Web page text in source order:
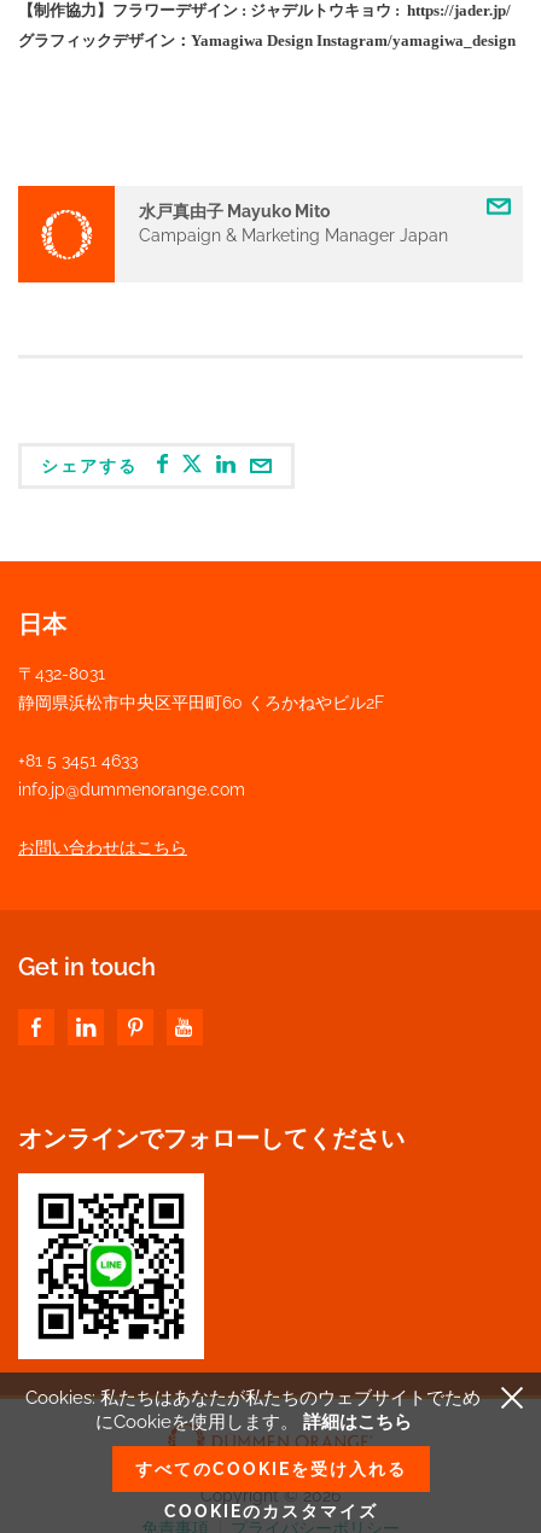
【制作協力】フラワーデザイン : ジャデルトウキョウ : https://jader.jp/
グラフィックデザイン： Yamagiwa Design Instagram/yamagiwa_design
水戸真由子 Mayuko Mito
Campaign & Marketing Manager Japan
シェアする
日本
〒432-8031
静岡県浜松市中央区平田町60 くろかねやビル2F
+81 5 3451 4633
info.jp@dummenorange.com
お問い合わせはこちら
Get in touch
オンラインでフォローしてください
Copyright © 2026
免責事項
プライバシーポリシー
Cookies: 私たちはあなたが私たちのウェブサイトでため
にCookieを使用します。 詳細はこちら
すべてのCOOKIEを受け入れる
COOKIEのカスタマイズ